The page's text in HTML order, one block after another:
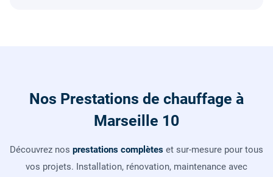
Nos Prestations de chauffage à
Marseille 10
Découvrez nos prestations complètes et sur-mesure pour tous
vos projets. Installation, rénovation, maintenance avec